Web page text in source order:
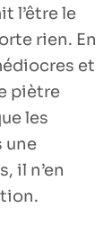
l’être le
rien. En
et
piètre
les
une
il n’en